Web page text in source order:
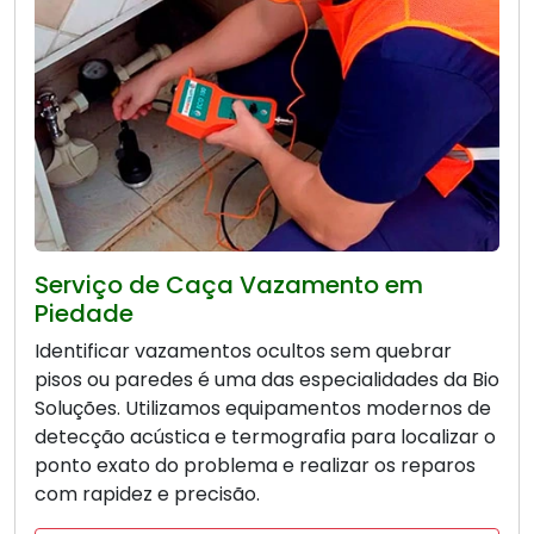
Serviço de Caça Vazamento em
Piedade
Identificar vazamentos ocultos sem quebrar
pisos ou paredes é uma das especialidades da Bio
Soluções. Utilizamos equipamentos modernos de
detecção acústica e termografia para localizar o
ponto exato do problema e realizar os reparos
com rapidez e precisão.